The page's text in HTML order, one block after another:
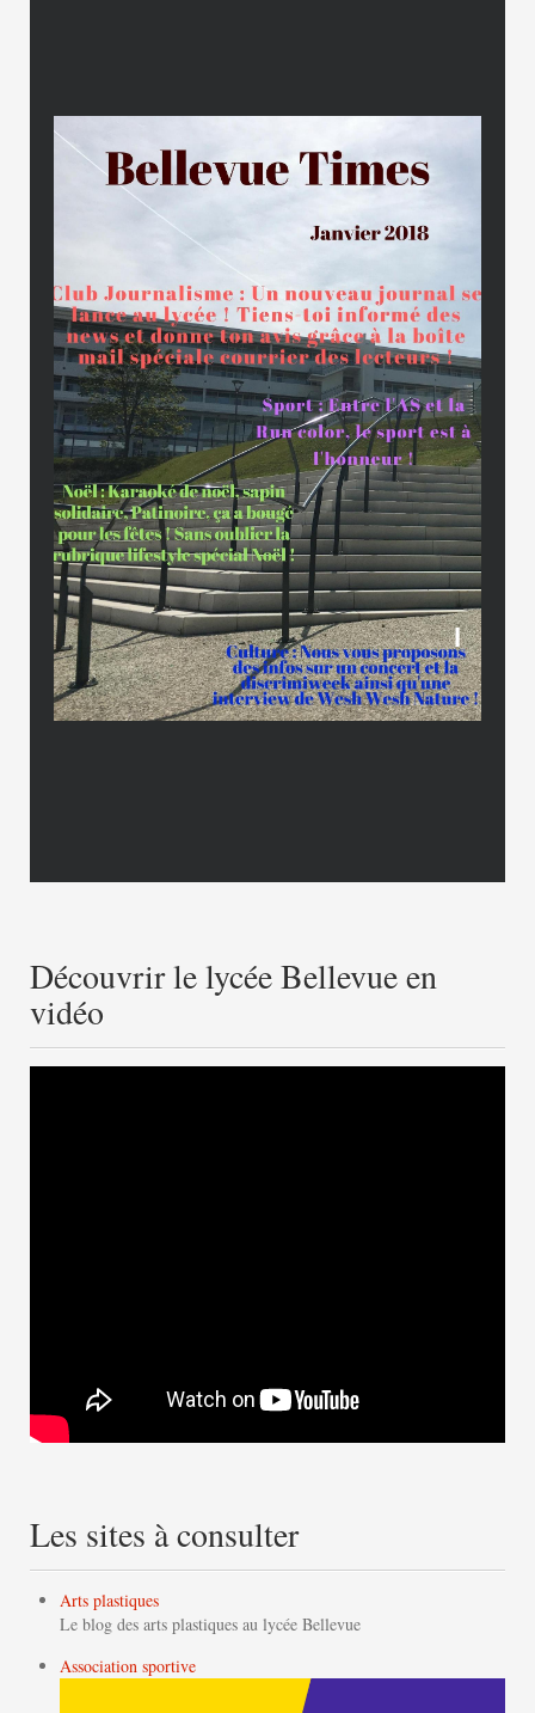
Découvrir le lycée Bellevue en
vidéo
Les sites à consulter
Arts plastiques
Le blog des arts plastiques au lycée Bellevue
Association sportive